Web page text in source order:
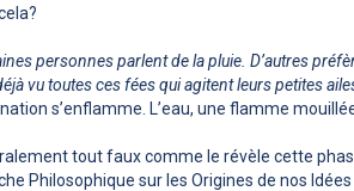
personnes parlent de la pluie. D’autres
vu toutes ces fées qui agitent leurs petites
s’enflamme. L’eau, une flamme
tout faux comme le révèle cette
Philosophique sur les Origines de nos